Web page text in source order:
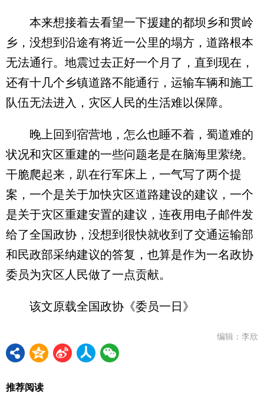
本来想接着去看望一下援建的都坝乡和贯岭
乡，没想到沿途有将近一公里的塌方，道路根本
无法通行。地震过去正好一个月了，直到现在，
还有十几个乡镇道路不能通行，运输车辆和施工
队伍无法进入，灾区人民的生活难以保障。
晚上回到宿营地，怎么也睡不着，蜀道难的
状况和灾区重建的一些问题老是在脑海里萦绕。
干脆爬起来，趴在行军床上，一气写了两个提
案，一个是关于加快灾区道路建设的建议，一个
是关于灾区重建安置的建议，连夜用电子邮件发
给了全国政协，没想到很快就收到了交通运输部
和民政部采纳建议的答复，也算是作为一名政协
委员为灾区人民做了一点贡献。
该文原载全国政协《委员一日》
编辑：李欣
推荐阅读